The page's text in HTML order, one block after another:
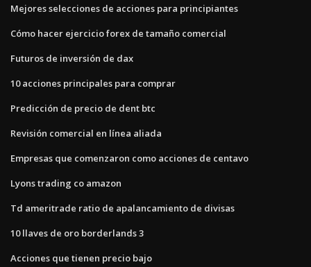
Mejores selecciones de acciones para principiantes
Cómo hacer ejercicio forex de tamaño comercial
Futuros de inversión de dax
10 acciones principales para comprar
Predicción de precio de dent btc
Revisión comercial en línea aliada
Empresas que comenzaron como acciones de centavo
Lyons trading co amazon
Td ameritrade ratio de apalancamiento de divisas
10 llaves de oro borderlands 3
Acciones que tienen precio bajo